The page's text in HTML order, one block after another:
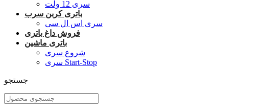
سری 12 ولت
باتری کربن سرب
سری اس ال سی
فروش داغ باتری
باتری ماشین
شروع سری
سری Start-Stop
جستجو